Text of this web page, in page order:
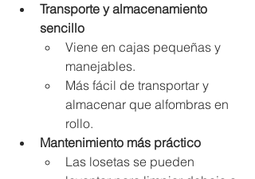
Transporte y almacenamiento
sencillo
Viene en cajas pequeñas y
manejables.
Más fácil de transportar y
almacenar que alfombras en
rollo.
Mantenimiento más práctico
Las losetas se pueden